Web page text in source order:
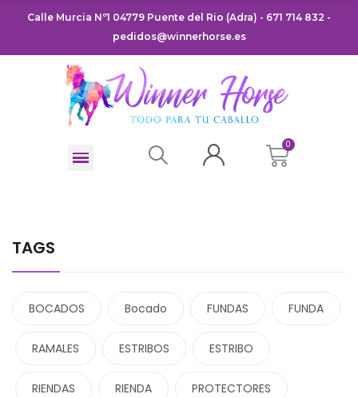
Calle Murcia Nº1 04779 Puente del Rio (Adra) - 671 714 832 -
pedidos@winnerhorse.es
TAGS
BOCADOS Bocado FUNDAS FUNDA
RAMALES ESTRIBOS ESTRIBO
RIENDAS RIENDA PROTECTORES